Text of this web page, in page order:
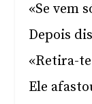
«Se vem
Depois
«Retira-
Ele